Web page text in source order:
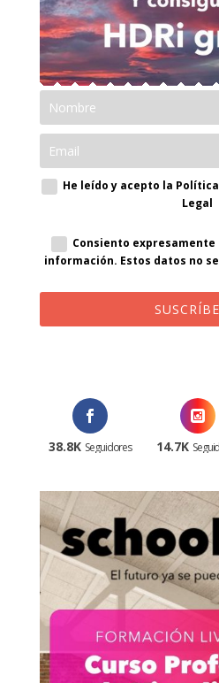
He leído y acepto la
Legal
Consiento
información. Estos datos no
38.8K Seguidores 14.7K